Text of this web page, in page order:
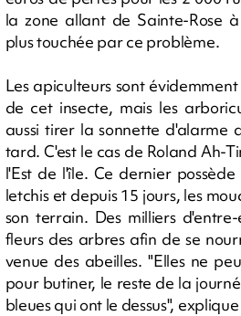
la zone allant de Sainte-Rose
plus touchée par ce problème.
Les apiculteurs sont
de cet insecte, mais les
aussi tirer la sonnette d'alarme
tard. C'est le cas de Roland Ah-
l'Est de l'île. Ce dernier
letchis et depuis 15 jours, les
son terrain. Des milliers
fleurs des arbres afin de se
venue des abeilles. "Elles ne
pour butiner, le reste de la
bleues qui ont le dessus",